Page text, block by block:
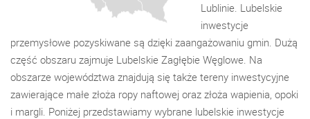
Lublinie. Lubelskie
inwestycje
przemysłowe pozyskiwane są dzięki zaangażowaniu gmin. Dużą
część obszaru zajmuje Lubelskie Zagłębie Węglowe. Na
obszarze województwa znajdują się także tereny inwestycyjne
zawierające małe złoża ropy naftowej oraz złoża wapienia, opoki
i margli. Poniżej przedstawiamy wybrane lubelskie inwestycje